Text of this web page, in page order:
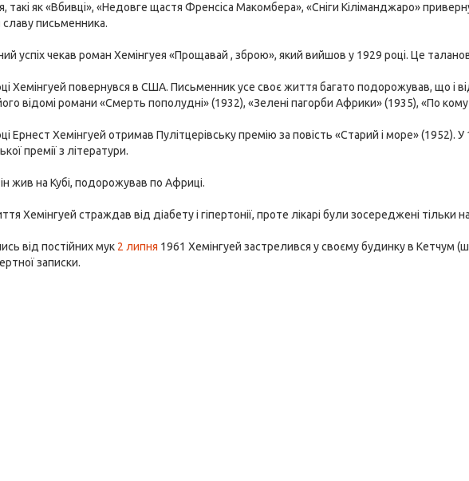
такі як «Вбивці», «Недовге щастя Френсіса Макомбера», «Сніги Кіліманджаро»
славу письменника.
успіх чекав роман Хемінгуея «Прощавай , зброю», який вийшов у 1929 році. Це
Хемінгуей повернувся в США. Письменник усе своє життя багато подорожував, що і
відомі романи «Смерть пополудні» (1932), «Зелені пагорби Африки» (1935), «По
Ернест Хемінгуей отримав Пулітцерівську премію за повість «Старий і море» (1952).
премії з літератури.
жив на Кубі, подорожував по Африці.
Хемінгуей страждав від діабету і гіпертонії, проте лікарі були зосереджені тільки
від постійних мук 2 липня 1961 Хемінгуей застрелився у своєму будинку в
записки.